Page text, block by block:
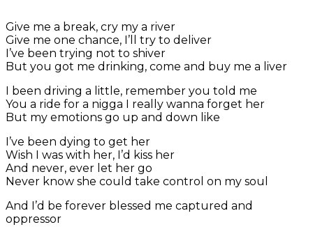
Give me a break, cry my a river
Give me one chance, I’ll try to deliver
I’ve been trying not to shiver
But you got me drinking, come and buy me a liver
I been driving a little, remember you told me
You a ride for a nigga I really wanna forget her
But my emotions go up and down like
I’ve been dying to get her
Wish I was with her, I’d kiss her
And never, ever let her go
Never know she could take control on my soul
And I’d be forever blessed me captured and
oppressor